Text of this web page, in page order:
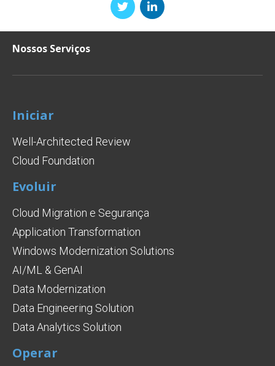
Nossos Serviços
Iniciar
Well-Architected Review
Cloud Foundation
Evoluir
Cloud Migration e Segurança
Application Transformation
Windows Modernization Solutions
AI/ML & GenAI
Data Modernization
Data Engineering Solution
Data Analytics Solution
Operar